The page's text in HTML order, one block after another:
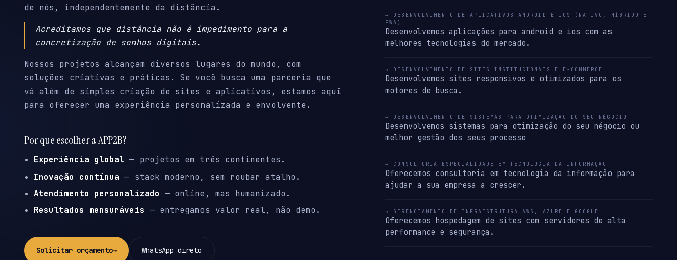
de nós, independentemente da distância.
Acreditamos que distância não é impedimento para a
concretização de sonhos digitais.
Nossos projetos alcançam diversos lugares do mundo, com
soluções criativas e práticas. Se você busca uma parceria que
vá além de simples criação de sites e aplicativos, estamos aqui
para oferecer uma experiência personalizada e envolvente.
Por que escolher a APP2B?
Experiência global — projetos em três continentes.
Inovação contínua — stack moderno, sem roubar atalho.
Atendimento personalizado — online, mas humanizado.
Resultados mensuráveis — entregamos valor real, não demo.
Solicitar orçamento→ WhatsApp direto
→ DESENVOLVIMENTO DE APLICATIVOS ANDROID E IOS (NATIVO, HÍBRIDO E
PWA)
Desenvolvemos aplicações para android e ios com as
melhores tecnologias do mercado.
→ DESENVOLVIMENTO DE SITES INSTITUCIONAIS E E-COMMERCE
Desenvolvemos sites responsivos e otimizados para os
motores de busca.
→ DESENVOLVIMENTO DE SISTEMAS PARA OTIMIZAÇÃO DO SEU NÉGOCIO
Desenvolvemos sistemas para otimização do seu négocio ou
melhor gestão dos seus processo
→ CONSULTORIA ESPECIALIDADE EM TECNOLOGIA DA INFORMAÇÃO
Oferecemos consultoria em tecnologia da informação para
ajudar a sua empresa a crescer.
→ GERENCIAMENTO DE INFRAESTRUTURA AWS, AZURE E GOOGLE
Oferecemos hospedagem de sites com servidores de alta
performance e segurança.